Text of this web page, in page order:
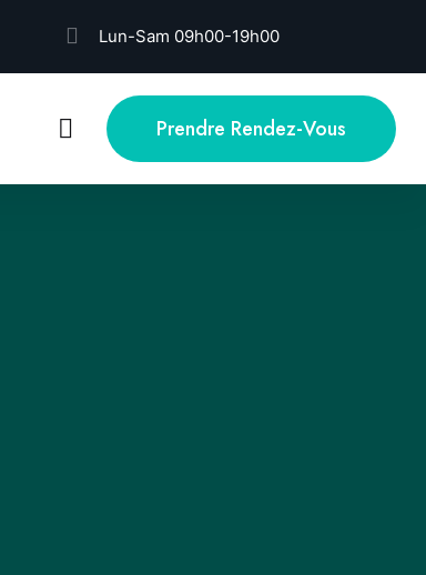
Lun-Sam 09h00-19h00
Prendre Rendez-Vous